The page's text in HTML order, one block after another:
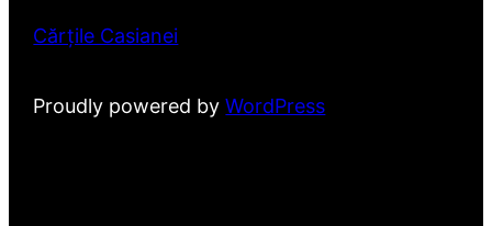
Cărțile Casianei
Proudly powered byWordPress